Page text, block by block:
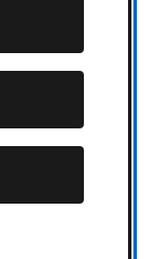
Bruno
ist das